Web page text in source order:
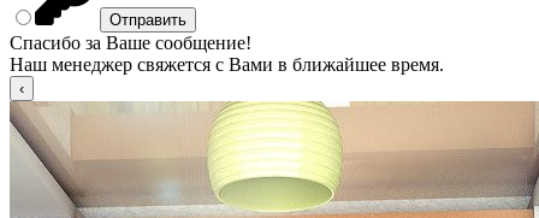
Спасибо за Ваше сообщение!
Наш менеджер свяжется с Вами в ближайшее время.